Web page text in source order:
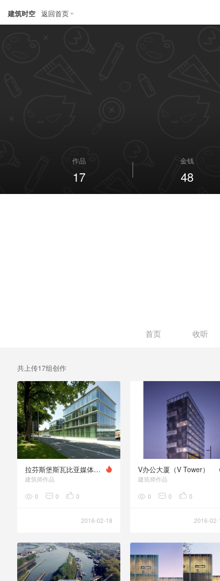
建筑时空 返回首页
作品
17
金钱
48
首页 收听
共上传17组创作
拉芬斯堡斯瓦比亚媒体中心（Schwbisch Media）
建筑师作品
0 0 0
2016-02-18
V办公大厦（V Tower）
建筑师作品
0 0 0
2016-